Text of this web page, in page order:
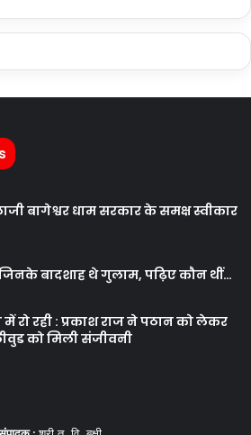
बागेश्वर धाम सरकार के समक्ष स्वीकार
बादशाह थे गुलाम, पढ़िए कौन थीं…
रो रही : प्रकाश राज ने पठान को लेकर
को मिली संजीवनी